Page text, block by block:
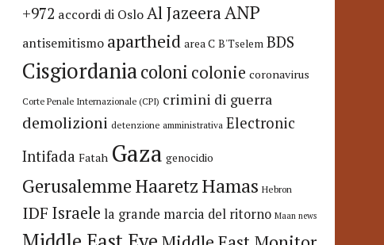
+972 accordi di OsloAl JazeeraANP
antisemitismo apartheid area C B'Tselem BDS
Cisgiordaniacoloni colonie coronavirus
Corte Penale Internazionale (CPI) crimini di guerra
demolizioni detenzione amministrativa Electronic
Intifada Fatah Gaza genocidio
GerusalemmeHaaretzHamas Hebron
IDF Israele la grande marcia del ritorno Maan news